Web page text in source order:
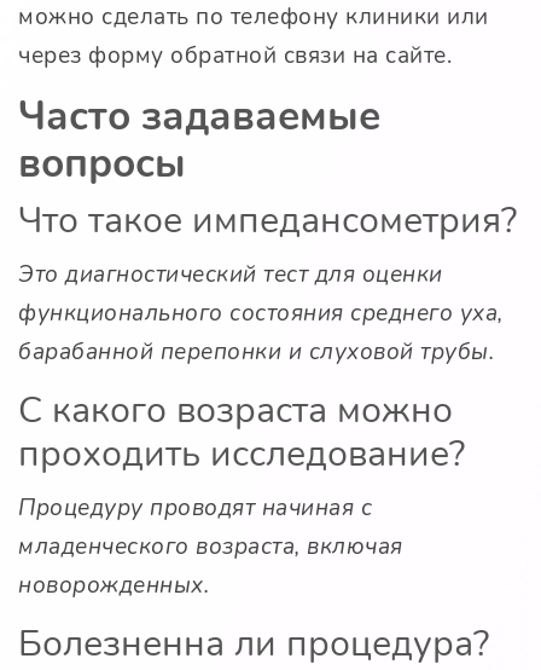
можно сделать по телефону клиники или
через форму обратной связи на сайте.
Часто задаваемые
вопросы
Что такое импедансометрия?
Это диагностический тест для оценки
функционального состояния среднего уха,
барабанной перепонки и слуховой трубы.
С какого возраста можно
проходить исследование?
Процедуру проводят начиная с
младенческого возраста, включая
новорожденных.
Болезненна ли процедура?